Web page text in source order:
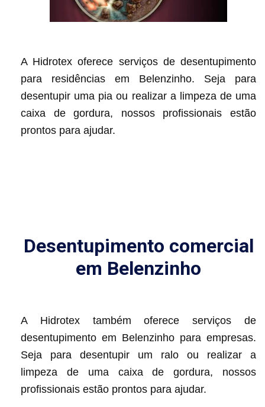
A Hidrotex oferece serviços de desentupimento
para residências em Belenzinho. Seja para
desentupir uma pia ou realizar a limpeza de uma
caixa de gordura, nossos profissionais estão
prontos para ajudar.
Desentupimento comercial
em Belenzinho
A Hidrotex também oferece serviços de
desentupimento em Belenzinho para empresas.
Seja para desentupir um ralo ou realizar a
limpeza de uma caixa de gordura, nossos
profissionais estão prontos para ajudar.